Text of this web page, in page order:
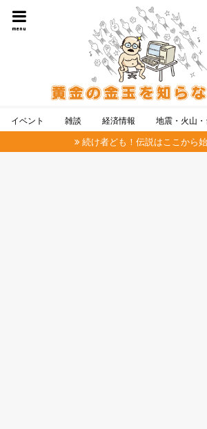
menu
イベント 雑談 経済情報 地震・火山
続け者ども！伝説はここから始